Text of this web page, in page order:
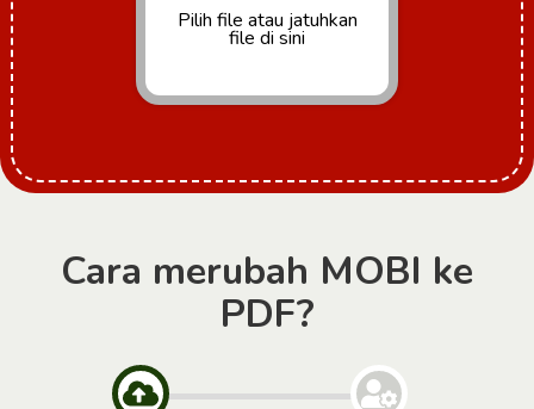
Pilih file atau jatuhkan
file di sini
Cara merubah MOBI ke
PDF?